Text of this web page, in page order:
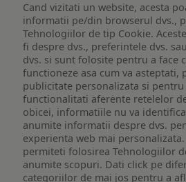
Cand vizitati un website, acesta
informatii pe/din browserul dvs.,
Tehnologiilor de tip Cookie.
fi despre dvs., preferintele dvs.
dvs. si sunt folosite pentru a face
functioneze asa cum va asteptati,
publicitate personalizata si pentru
functionalitati aferente retelelor
obicei, informatiile nu va
anumite informatii despre dvs.
experienta web mai
permiteti folosirea Tehnologiilor
anumite scopuri. Dati click pe
categoriilor de mai jos pentru a